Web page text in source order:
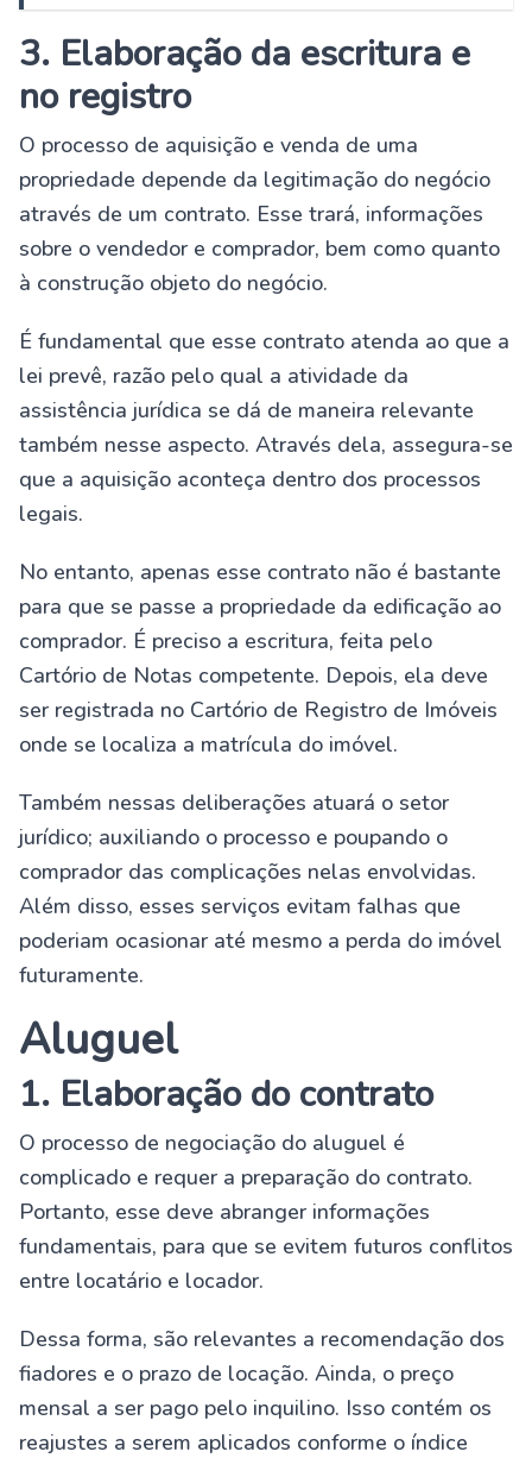
3. Elaboração da escritura e
no registro
O processo de aquisição e venda de uma
propriedade depende da legitimação do negócio
através de um contrato. Esse trará, informações
sobre o vendedor e comprador, bem como quanto
à construção objeto do negócio.
É fundamental que esse contrato atenda ao que a
lei prevê, razão pelo qual a atividade da
assistência jurídica se dá de maneira relevante
também nesse aspecto. Através dela, assegura-se
que a aquisição aconteça dentro dos processos
legais.
No entanto, apenas esse contrato não é bastante
para que se passe a propriedade da edificação ao
comprador. É preciso a escritura, feita pelo
Cartório de Notas competente. Depois, ela deve
ser registrada no Cartório de Registro de Imóveis
onde se localiza a matrícula do imóvel.
Também nessas deliberações atuará o setor
jurídico; auxiliando o processo e poupando o
comprador das complicações nelas envolvidas.
Além disso, esses serviços evitam falhas que
poderiam ocasionar até mesmo a perda do imóvel
futuramente.
Aluguel
1. Elaboração do contrato
O processo de negociação do aluguel é
complicado e requer a preparação do contrato.
Portanto, esse deve abranger informações
fundamentais, para que se evitem futuros conflitos
entre locatário e locador.
Dessa forma, são relevantes a recomendação dos
fiadores e o prazo de locação. Ainda, o preço
mensal a ser pago pelo inquilino. Isso contém os
reajustes a serem aplicados conforme o índice